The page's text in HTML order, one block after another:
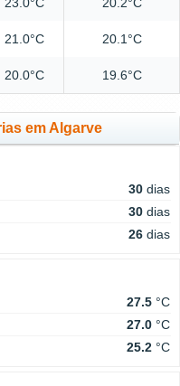
23.0°C 20.2°C
21.0°C 20.1°C
20.0°C 19.6°C
em Algarve
30 dias
30 dias
26 dias
27.5 °C
27.0 °C
25.2 °C